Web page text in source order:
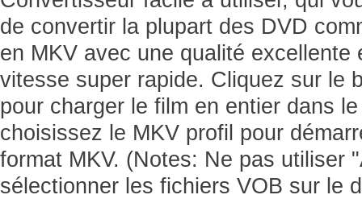
de convertir la plupart des DVD
en MKV avec une qualité excellente
vitesse super rapide. Cliquez sur le
pour charger le film en entier dans
choisissez le MKV profil pour
format MKV. (Notes: Ne pas utiliser
sélectionner les fichiers VOB sur le